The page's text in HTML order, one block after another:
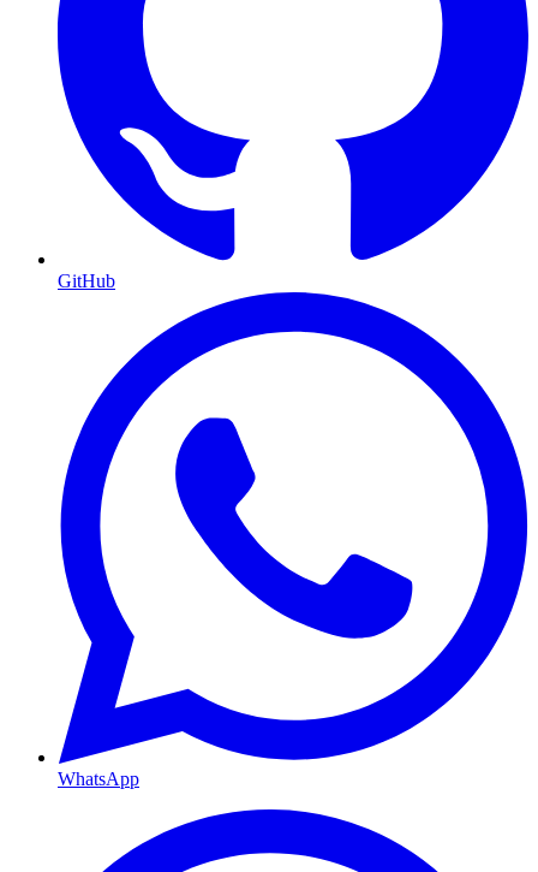
GitHub
WhatsApp